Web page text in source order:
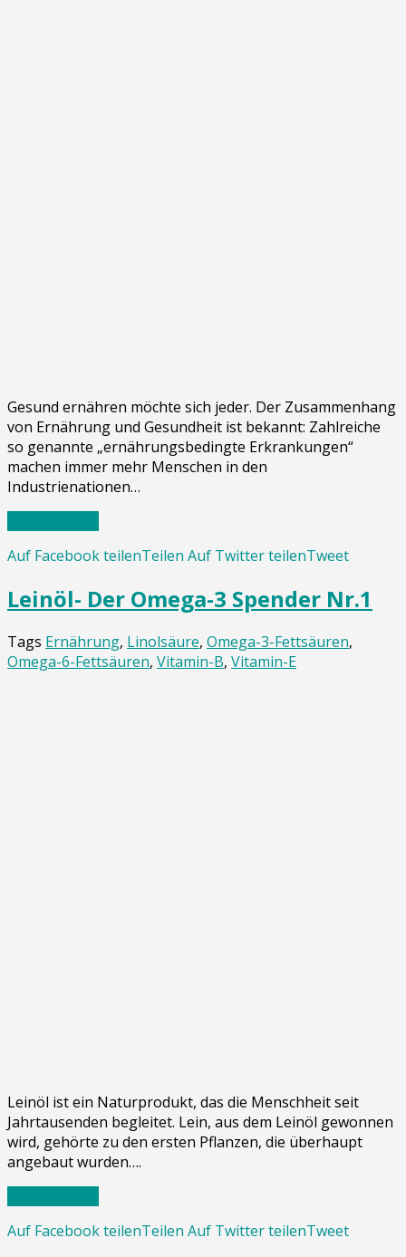
Gesund ernähren möchte sich jeder. Der Zusammenhang
von Ernährung und Gesundheit ist bekannt: Zahlreiche
so genannte „ernährungsbedingte Erkrankungen“
machen immer mehr Menschen in den
Industrienationen…
Auf Facebook teilenTeilen Auf Twitter teilenTweet
Leinöl- Der Omega-3 Spender Nr.1
Tags Ernährung, Linolsäure, Omega-3-Fettsäuren,
Omega-6-Fettsäuren, Vitamin-B, Vitamin-E
Leinöl ist ein Naturprodukt, das die Menschheit seit
Jahrtausenden begleitet. Lein, aus dem Leinöl gewonnen
wird, gehörte zu den ersten Pflanzen, die überhaupt
angebaut wurden….
Auf Facebook teilenTeilen Auf Twitter teilenTweet